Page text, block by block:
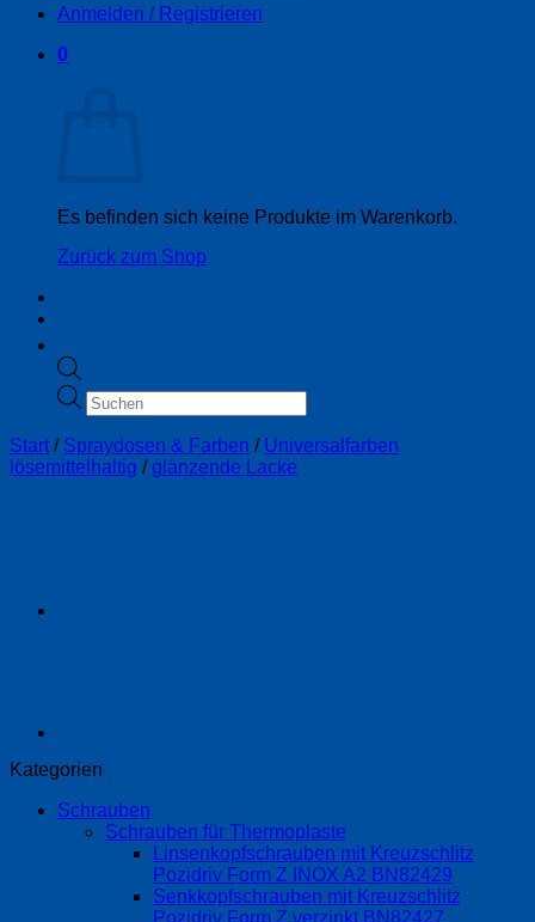
Anmelden / Registrieren
0
Es befinden sich keine Produkte im Warenkorb.
Zurück zum Shop
Products
search
Start / Spraydosen & Farben / Universalfarben
lösemittelhaltig / glänzende Lacke
Kategorien
Schrauben
Schrauben für Thermoplaste
Linsenkopfschrauben mit Kreuzschlitz
Pozidriv Form Z INOX A2 BN82429
Senkkopfschrauben mit Kreuzschlitz
Pozidriv Form Z verzinkt BN82427